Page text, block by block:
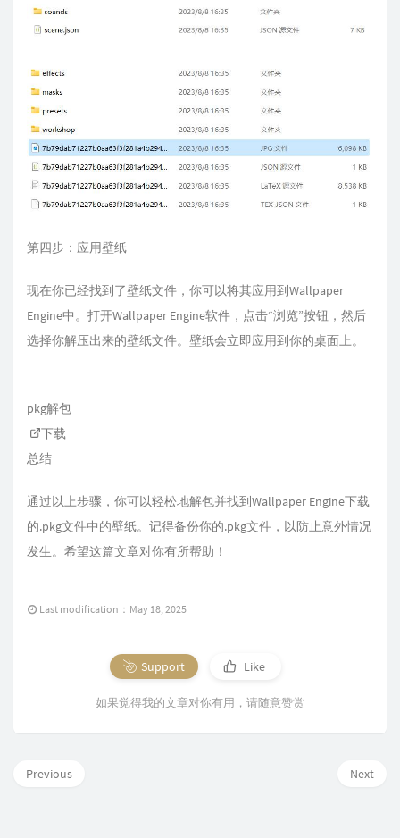
第四步：应用壁纸
现在你已经找到了壁纸文件，你可以将其应用到Wallpaper
Engine中。打开Wallpaper Engine软件，点击“浏览”按钮，然后
选择你解压出来的壁纸文件。壁纸会立即应用到你的桌面上。
pkg解包
下载
总结
通过以上步骤，你可以轻松地解包并找到Wallpaper Engine下载
的.pkg文件中的壁纸。记得备份你的.pkg文件，以防止意外情况
发生。希望这篇文章对你有所帮助！
Last modification：May 18, 2025
Support Like
如果觉得我的文章对你有用，请随意赞赏
Next
Previous